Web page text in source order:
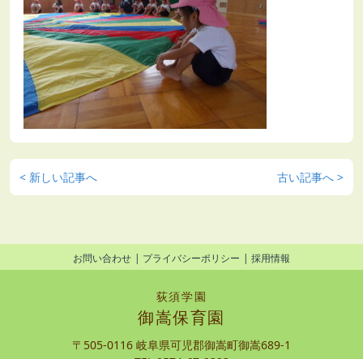
< 新しい記事へ 古い記事へ >
お問い合わせ プライバシーポリシー 採用情報
荻須学園
御嵩保育園
〒505-0116 岐阜県可児郡御嵩町御嵩689-1